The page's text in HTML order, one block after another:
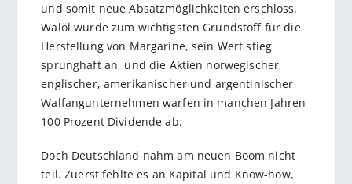
und somit neue Absatzmöglichkeiten erschloss.
Walöl wurde zum wichtigsten Grundstoff für die
Herstellung von Margarine, sein Wert stieg
sprunghaft an, und die Aktien norwegischer,
englischer, amerikanischer und argentinischer
Walfangunternehmen warfen in manchen Jahren
100 Prozent Dividende ab.
Doch Deutschland nahm am neuen Boom nicht
teil. Zuerst fehlte es an Kapital und Know-how,